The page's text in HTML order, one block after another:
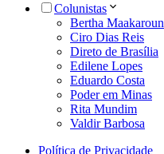
Colunistas
Bertha Maakaroun
Ciro Dias Reis
Direto de Brasília
Edilene Lopes
Eduardo Costa
Poder em Minas
Rita Mundim
Valdir Barbosa
Política de Privacidade